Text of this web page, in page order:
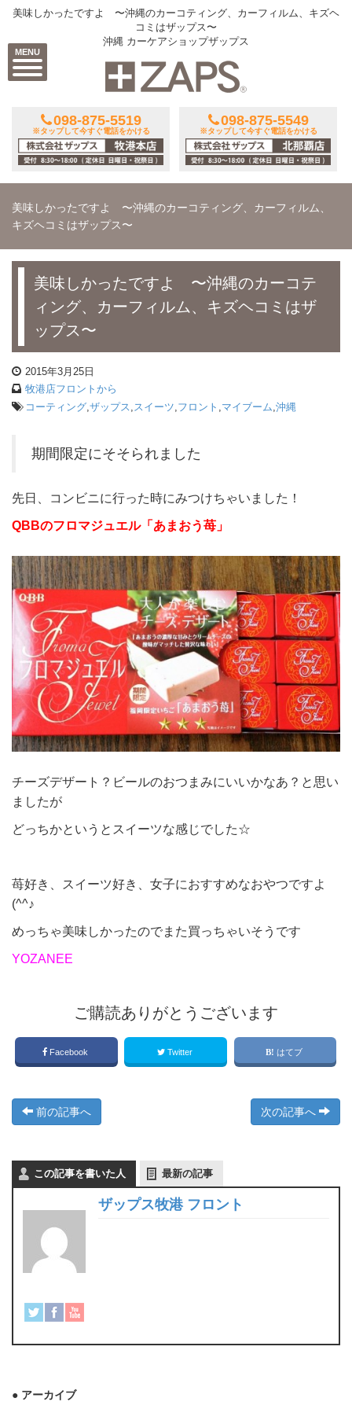
MENU
美味しかったですよ 〜沖縄のカーコティング、カーフィルム、キズヘ
コミはザップス〜
沖縄 カーケアショップザップス
098-875-5519
※タップして今すぐ電話をかける
098-875-5549
※タップして今すぐ電話をかける
美味しかったですよ 〜沖縄のカーコティング、カーフィルム、
キズヘコミはザップス〜
美味しかったですよ 〜沖縄のカーコテ
ィング、カーフィルム、キズヘコミはザ
ップス〜
2015年3月25日
牧港店フロントから
コーティング ザップス スイーツ フロント マイブーム 沖縄
期間限定にそそられました
先日、コンビニに行った時にみつけちゃいました！
QBBのフロマジュエル「あまおう苺」
チーズデザート？ビールのおつまみにいいかなあ？と思い
ましたが
どっちかというとスイーツな感じでした☆
苺好き、スイーツ好き、女子におすすめなおやつですよ
(^^♪
めっちゃ美味しかったのでまた買っちゃいそうです
YOZANEE
ご購読ありがとうございます
Facebook Twitter はてブ
前の記事へ 次の記事へ
この記事を書いた人 最新の記事
ザップス牧港 フロント
● アーカイブ